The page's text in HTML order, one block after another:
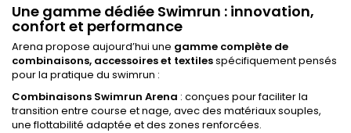
Une gamme dédiée Swimrun : innovation,
confort et performance
Arena propose aujourd’hui une gamme complète de
combinaisons, accessoires et textilesspécifiquement pensés
pour la pratique du swimrun :
Combinaisons Swimrun Arena : conçues pour faciliter la
transition entre course et nage, avec des matériaux souples,
une flottabilité adaptée et des zones renforcées.